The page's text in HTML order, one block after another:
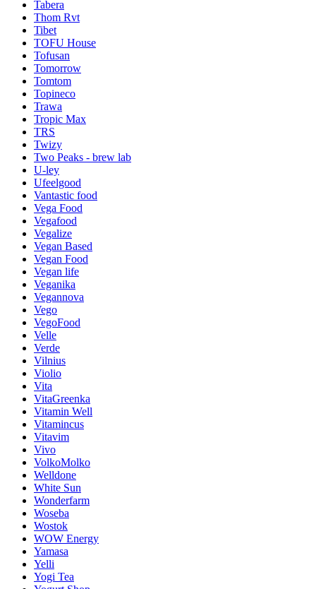
Tabera
Thom Rvt
Tibet
TOFU House
Tofusan
Tomorrow
Tomtom
Topineco
Trawa
Tropic Max
TRS
Twizy
Two Peaks - brew lab
U-ley
Ufeelgood
Vantastic food
Vega Food
Vegafood
Vegalize
Vegan Based
Vegan Food
Vegan life
Veganika
Vegannova
Vego
VegoFood
Velle
Verde
Vilnius
Violio
Vita
VitaGreenka
Vitamin Well
Vitamincus
Vitavim
Vivo
VolkoMolko
Welldone
White Sun
Wonderfarm
Woseba
Wostok
WOW Energy
Yamasa
Yelli
Yogi Tea